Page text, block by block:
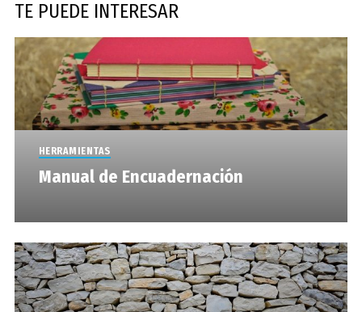
TE PUEDE INTERESAR
HERRAMIENTAS
Manual de Encuadernación